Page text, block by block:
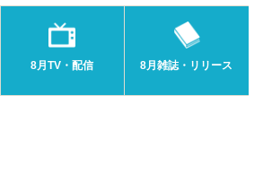
8月TV・配信 8月雑誌・リリース